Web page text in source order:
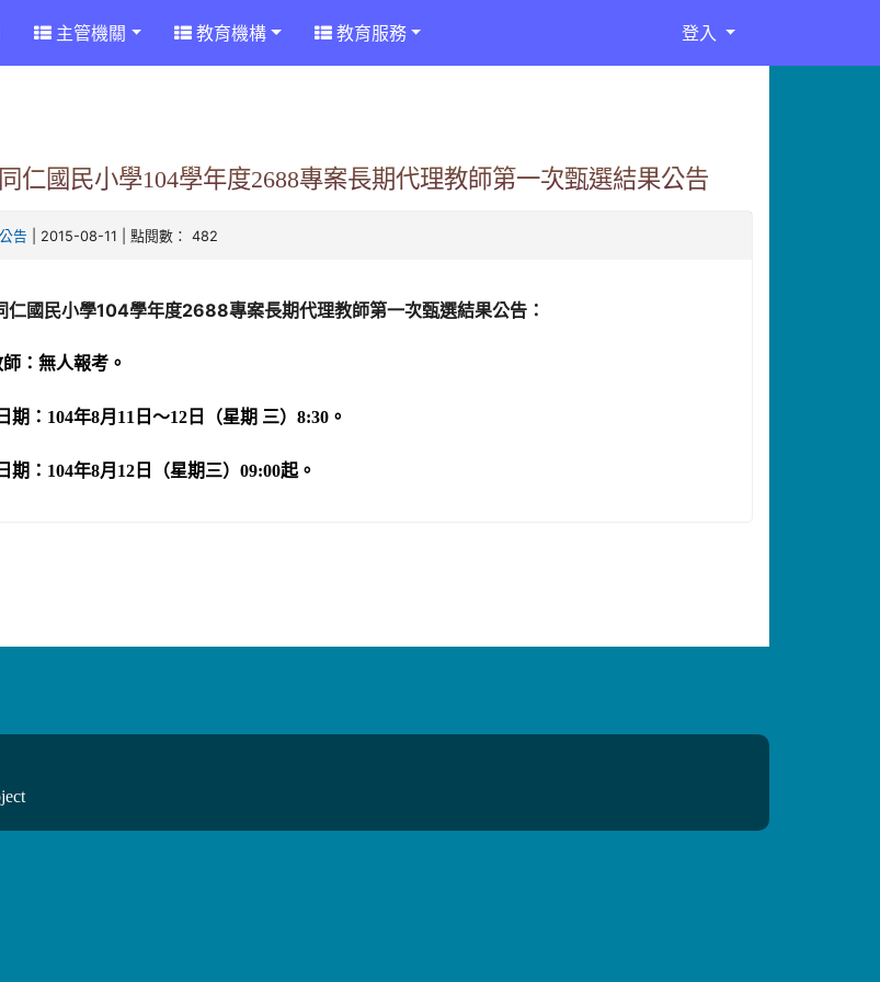
主管機關 教育機構 教育服務 登入
仁國民小學104學年度2688專案長期代理教師第一次甄選結果公告
告 | 2015-08-11 | 點閱數： 482
仁國民小學104學年度2688專案長期代理教師第一次甄選結果公告：
：無人報考。
期： 104年8月11日～12 日（星期 三）8:30 。
期 ： 104年8月 12 日（星期三）09:00起。